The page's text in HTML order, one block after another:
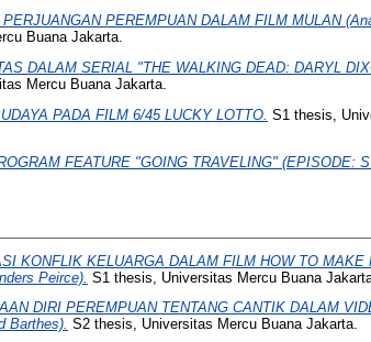
PEREMPUAN DALAM FILM MULAN
Buana Jakarta.
DALAM SERIAL "THE WALKING DEAD: DARYL
Mercu Buana Jakarta.
PADA FILM 6/45 LUCKY LOTTO. S1 thesis,
FEATURE "GOING TRAVELING" (EPISODE:
KONFLIK KELUARGA DALAM FILM HOW TO MAKE
Peirce). S1 thesis, Universitas Mercu Buana
DIRI PEREMPUAN TENTANG CANTIK DALAM
Barthes). S2 thesis, Universitas Mercu Buana Jakarta.